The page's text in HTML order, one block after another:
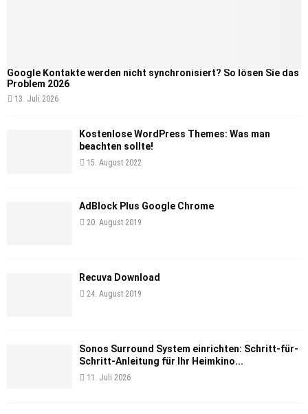
Google Kontakte werden nicht synchronisiert? So lösen Sie das
Problem 2026
13. Juli 2026
Kostenlose WordPress Themes: Was man
beachten sollte!
15. August 2022
AdBlock Plus Google Chrome
20. August 2019
Recuva Download
24. August 2019
Sonos Surround System einrichten: Schritt-für-
Schritt-Anleitung für Ihr Heimkino...
11. Juli 2026